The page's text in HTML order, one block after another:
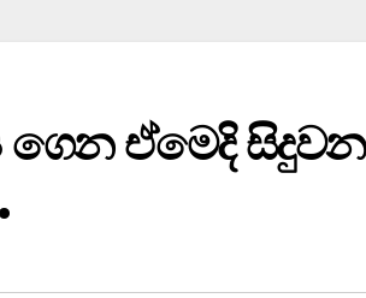
ගෙන ඒමෙදි